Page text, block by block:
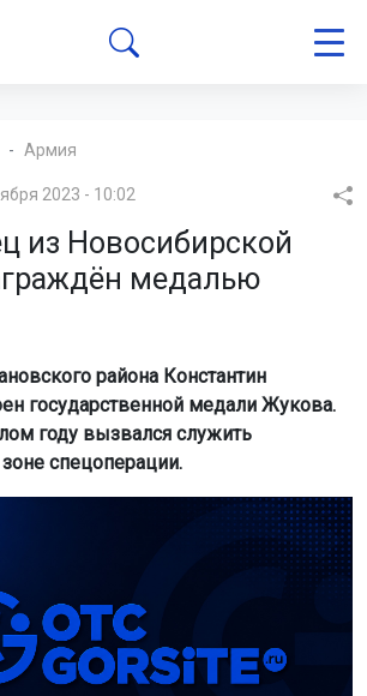
Армия
2023 - 10:02
из Новосибирской
медалью
района Константин
государственной медали Жукова.
году вызвался служить
спецоперации.